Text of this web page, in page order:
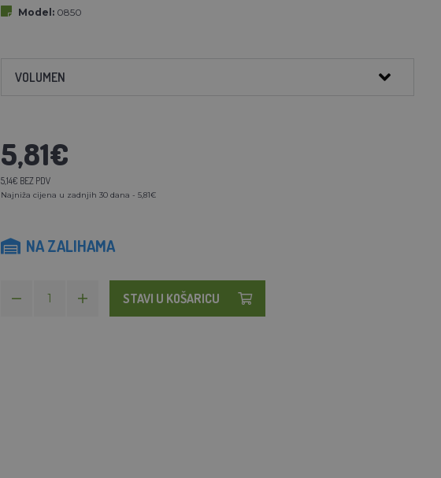
Model: 0850
VOLUMEN
5,81€
5,14€ BEZ PDV
Najniža cijena u zadnjih 30 dana - 5,81€
NA ZALIHAMA
STAVI U KOŠARICU